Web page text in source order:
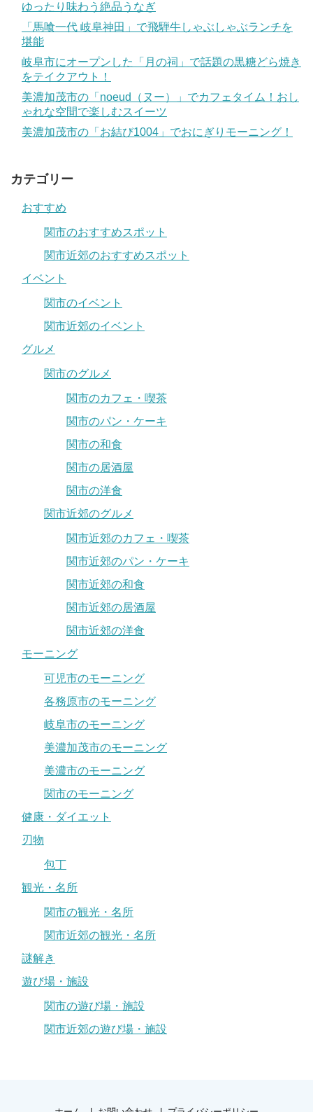
ゆったり味わう絶品うなぎ
「馬喰一代 岐阜神田」で飛騨牛しゃぶしゃぶランチを
堪能
岐阜市にオープンした「月の祠」で話題の黒糖どら焼き
をテイクアウト！
美濃加茂市の「noeud（ヌー）」でカフェタイム！おし
ゃれな空間で楽しむスイーツ
美濃加茂市の「お結び1004」でおにぎりモーニング！
カテゴリー
おすすめ
関市のおすすめスポット
関市近郊のおすすめスポット
イベント
関市のイベント
関市近郊のイベント
グルメ
関市のグルメ
関市のカフェ・喫茶
関市のパン・ケーキ
関市の和食
関市の居酒屋
関市の洋食
関市近郊のグルメ
関市近郊のカフェ・喫茶
関市近郊のパン・ケーキ
関市近郊の和食
関市近郊の居酒屋
関市近郊の洋食
モーニング
可児市のモーニング
各務原市のモーニング
岐阜市のモーニング
美濃加茂市のモーニング
美濃市のモーニング
関市のモーニング
健康・ダイエット
刃物
包丁
観光・名所
関市の観光・名所
関市近郊の観光・名所
謎解き
遊び場・施設
関市の遊び場・施設
関市近郊の遊び場・施設